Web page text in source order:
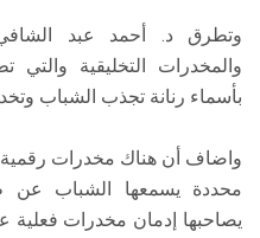
وتطرق د. أحمد عبد الشافي
والمخدرات التخليقية
بأسماء رنانة تجذب الشباب
واضاف أن هناك مخدرات
محددة يسمعها الشباب عن
يصاحبها إدمان مخدرات